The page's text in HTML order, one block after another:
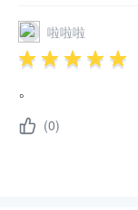
啦啦啦
。
(0)